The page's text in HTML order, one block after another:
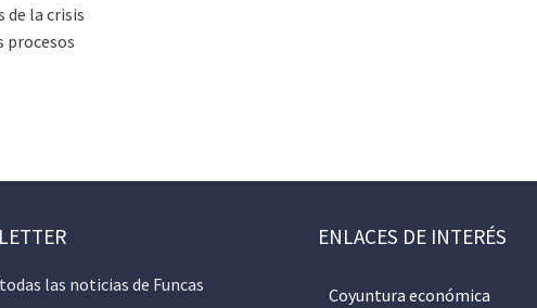
la crisis
procesos
las noticias de Funcas
ENLACES DE INTERÉS
Coyuntura económica